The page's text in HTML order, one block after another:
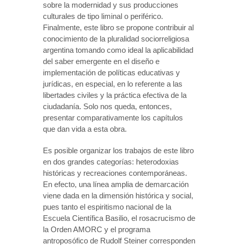
sobre la modernidad y sus producciones
culturales de tipo liminal o periférico.
Finalmente, este libro se propone contribuir al
conocimiento de la pluralidad sociorreligiosa
argentina tomando como ideal la aplicabilidad
del saber emergente en el diseño e
implementación de políticas educativas y
jurídicas, en especial, en lo referente a las
libertades civiles y la práctica efectiva de la
ciudadanía. Solo nos queda, entonces,
presentar comparativamente los capítulos
que dan vida a esta obra.
Es posible organizar los trabajos de este libro
en dos grandes categorías: heterodoxias
históricas y recreaciones contemporáneas.
En efecto, una línea amplia de demarcación
viene dada en la dimensión histórica y social,
pues tanto el espiritismo nacional de la
Escuela Científica Basilio, el rosacrucismo de
la Orden AMORC y el programa
antroposófico de Rudolf Steiner corresponden